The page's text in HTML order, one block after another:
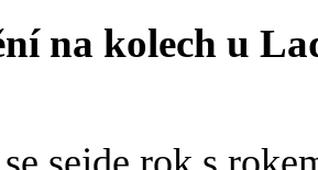
na kolech u